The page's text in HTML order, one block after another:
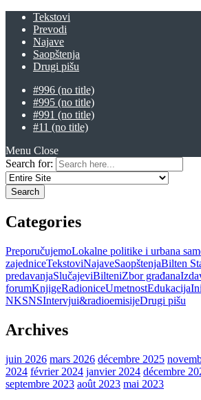
Tekstovi
Prevodi
Najave
Saopštenja
Drugi pišu
#996 (no title)
#995 (no title)
#991 (no title)
#11 (no title)
Menu Close
Search for:
Categories
PreporučujemoLokalne politike i urbana
zajedniceTekstoviNajaveSaopštenjaBilten
predavanjaSlučajeviBilteniZbor građana
forumKnjigeRadioniceUmetnostEdukacija
NKSNSIntervjui&radioemisijeDrugi pišu
Archives
juin 2026 mars 2026 décembre 2025
2024 février 2024 janvier 2024 décembre
septembre 2023 août 2023 mai 2023